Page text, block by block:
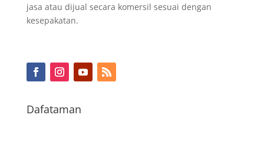
jasa atau dijual secara komersil sesuai dengan
kesepakatan.
Dafataman